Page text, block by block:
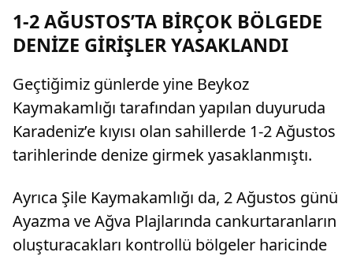
lira tazminat ödemesine karar verildi.
1-2 AĞUSTOS’TA BİRÇOK BÖLGEDE
DENİZE GİRİŞLER YASAKLANDI
Geçtiğimiz günlerde yine Beykoz
Kaymakamlığı tarafından yapılan duyuruda
Karadeniz’e kıyısı olan sahillerde 1-2 Ağustos
tarihlerinde denize girmek yasaklanmıştı.
Ayrıca Şile Kaymakamlığı da, 2 Ağustos günü
Ayazma ve Ağva Plajlarında cankurtaranların
oluşturacakları kontrollü bölgeler haricinde